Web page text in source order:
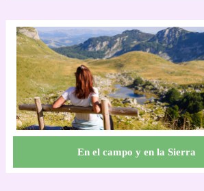
En el campo y en la Sierra